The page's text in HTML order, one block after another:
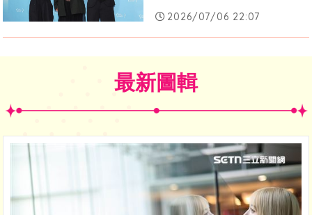
2026/07/06 22:07
最新圖輯